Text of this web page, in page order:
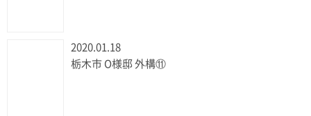
2020.01.18
栃木市 O様邸 外構⑪